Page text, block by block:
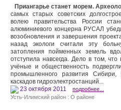
Приангарье станет морем.
самых старых со­ветских
волею правительства России
алюминиевого концерна РУСАЛ
возобновления и завершения
назад экологи считали эту
затопления пойменных зе­мель
отступила навсегда. Дело в том,
учёные и обще­ственность
промыш­ленного развития Сибири,
каска­дов гидроэлектростанций...
23 октября 2011 подробнее...
Усть-Илимский район : О районе